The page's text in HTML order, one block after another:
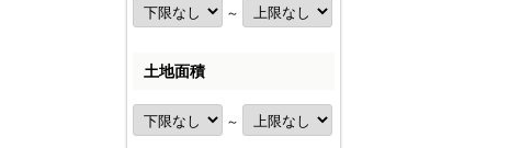
～
土地面積
～